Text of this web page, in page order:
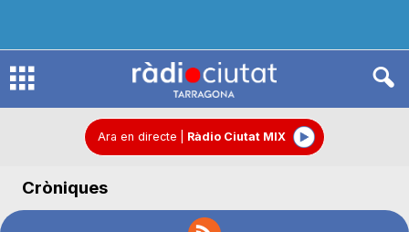
R
d
Ara en directe Ràdio Ciutat MIX
Cròniques